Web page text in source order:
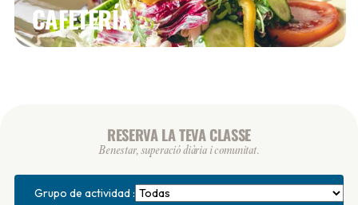
CAFETERÍA
RESERVA LA TEVA CLASSE
Benestar, superació diària i comunitat.
Grupo de actividad :